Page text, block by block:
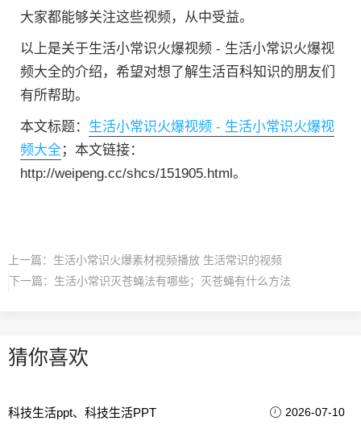
大家都能够关注这些视频，从中受益。
以上是关于生活小常识火爆视频 - 生活小常识火爆视
频大全的介绍，希望对想了解生活百科知识的朋友们
有所帮助。
本文标题： 生活小常识火爆视频 - 生活小常识火爆视
频大全；本文链接：
http://weipeng.cc/shcs/151905.html。
上一篇： 生活小常识火爆素材视频播放 生活常识的视频
下一篇： 生活小常识灭苍蝇法有哪些；灭苍蝇有什么方法
猜你喜欢
科技生活ppt、科技生活PPT 2026-07-10